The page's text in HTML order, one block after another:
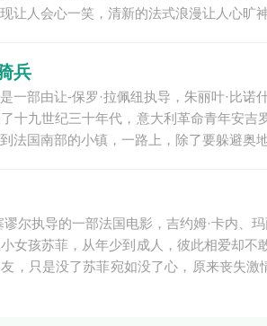
让人会心一笑，清新的法式浪漫让人心旷神
兵
一部由让-保罗·拉佩纽执导，朱丽叶·比
十九世纪三十年代，意大利革命青年安
法国南部的小镇，一路上，除了要躲避奥
谬尔执导的一部法国电影，吉约姆·卡内
女孩苏菲，从年少到成人，彼此相爱却
，只是没了苏菲宛如没了心，原来丧失激